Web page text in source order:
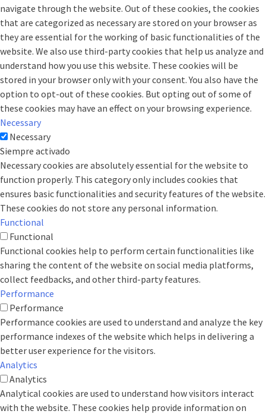
navigate through the website. Out of these cookies, the cookies
that are categorized as necessary are stored on your browser as
they are essential for the working of basic functionalities of the
website. We also use third-party cookies that help us analyze and
understand how you use this website. These cookies will be
stored in your browser only with your consent. You also have the
option to opt-out of these cookies. But opting out of some of
these cookies may have an effect on your browsing experience.
Necessary
Necessary
Siempre activado
Necessary cookies are absolutely essential for the website to
function properly. This category only includes cookies that
ensures basic functionalities and security features of the website.
These cookies do not store any personal information.
Functional
Functional
Functional cookies help to perform certain functionalities like
sharing the content of the website on social media platforms,
collect feedbacks, and other third-party features.
Performance
Performance
Performance cookies are used to understand and analyze the key
performance indexes of the website which helps in delivering a
better user experience for the visitors.
Analytics
Analytics
Analytical cookies are used to understand how visitors interact
with the website. These cookies help provide information on